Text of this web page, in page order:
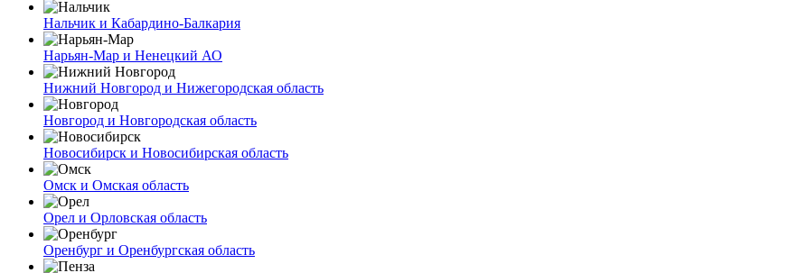
Нальчик и Кабардино-Балкария
Нарьян-Мар и Ненецкий АО
Нижний Новгород и Нижегородская область
Новгород и Новгородская область
Новосибирск и Новосибирская область
Омск и Омская область
Орел и Орловская область
Оренбург и Оренбургская область